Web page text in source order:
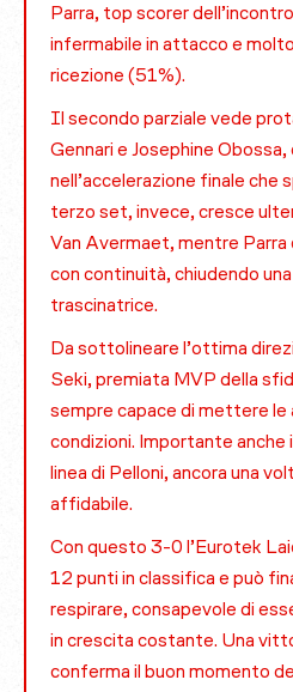
Parra, top scorer
infermabile in attacco e
ricezione (51%).
Il secondo parziale vede
Gennari e Josephine Obossa,
nell’accelerazione finale che
terzo set, invece, cresce
Van Avermaet, mentre Parra
con continuità, chiudendo
trascinatrice.
Da sottolineare l’ottima
Seki, premiata MVP della
sempre capace di mettere le
condizioni. Importante anche
linea di Pelloni, ancora una
affidabile.
Con questo 3-0 l’Eurotek
12 punti in classifica e può
respirare, consapevole di
in crescita costante. Una
conferma il buon momento